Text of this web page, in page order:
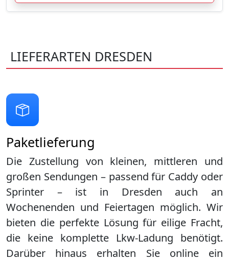
LIEFERARTEN DRESDEN
Paketlieferung
Die Zustellung von kleinen, mittleren und
großen Sendungen – passend für Caddy oder
Sprinter – ist in Dresden auch an
Wochenenden und Feiertagen möglich. Wir
bieten die perfekte Lösung für eilige Fracht,
die keine komplette Lkw-Ladung benötigt.
Darüber hinaus erhalten Sie online ein